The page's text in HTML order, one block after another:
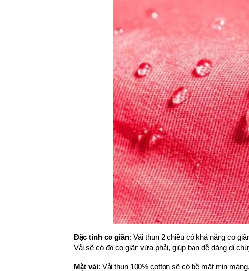
Đặc tính co giãn: Vải thun 2 chiều có khả năng co
Vải sẽ có độ co giãn vừa phải, giúp bạn dễ dàng di
Mặt vải: Vải thun 100% cotton sẽ có bề mặt mịn